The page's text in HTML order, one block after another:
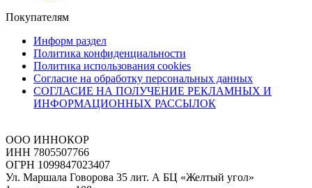
Покупателям
Информ раздел
Политика конфиденциальности
Политика использования cookies
Согласие на обработку персональных данных
СОГЛАСИЕ НА ПОЛУЧЕНИЕ РЕКЛАМНЫХ И
ИНФОРМАЦИОННЫХ РАССЫЛОК
ООО ИННОКОР
ИНН 7805507766
ОГРН 1099847023407
Ул. Маршала Говорова 35 лит. А БЦ «Желтый угол»